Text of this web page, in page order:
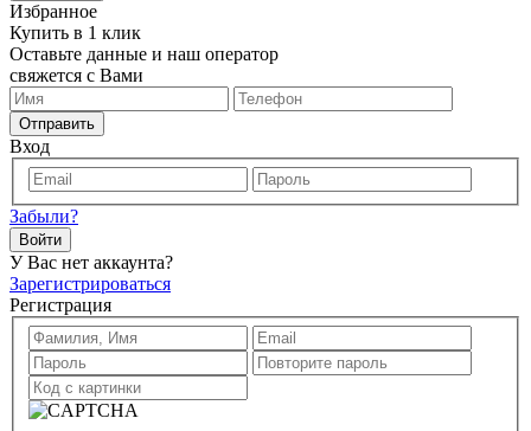
Избранное
Купить в 1 клик
Оставьте данные и наш оператор
свяжется с Вами
Отправить
Вход
Забыли?
Войти
У Вас нет аккаунта?
Зарегистрироваться
Регистрация